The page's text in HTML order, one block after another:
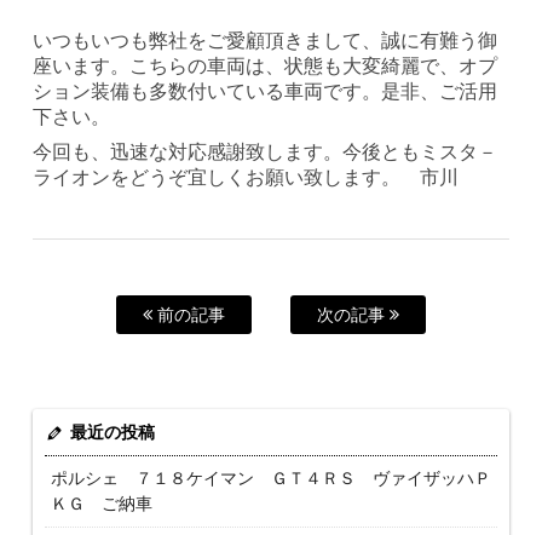
いつもいつも弊社をご愛顧頂きまして、誠に有難う御
座います。こちらの車両は、状態も大変綺麗で、オプ
ション装備も多数付いている車両です。是非、ご活用
下さい。
今回も、迅速な対応感謝致します。今後ともミスタ－
ライオンをどうぞ宜しくお願い致します。 市川
前の記事 次の記事
最近の投稿
ポルシェ ７１８ケイマン ＧＴ４ＲＳ ヴァイザッハＰ
ＫＧ ご納車